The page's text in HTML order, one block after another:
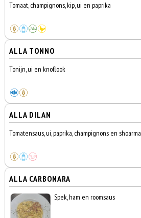
Tomaat, champignons, kip, ui en paprika
ALLA TONNO
Tonijn, ui en knoflook
ALLA DILAN
Tomatensaus, ui, paprika, champignons en shoarma
ALLA CARBONARA
Spek, ham en roomsaus